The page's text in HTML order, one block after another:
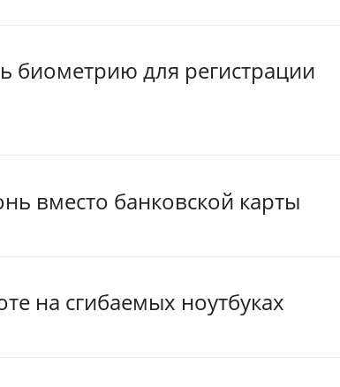
биометрию для регистрации
вместо банковской карты
на сгибаемых ноутбуках